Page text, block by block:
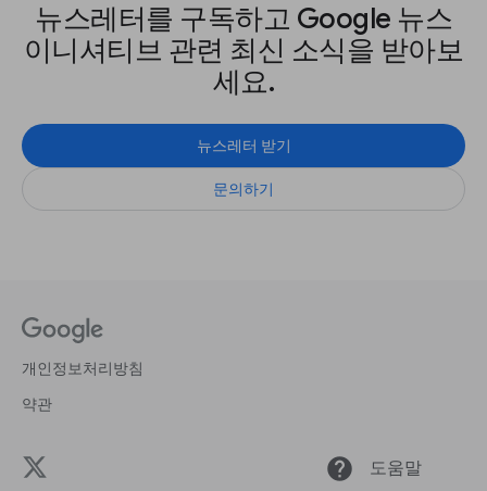
뉴스레터를 구독하고 Google 뉴스
이니셔티브 관련 최신 소식을 받아보
세요.
뉴스레터 받기
문의하기
개인정보처리방침
약관
help 도움말